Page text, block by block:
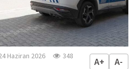
Haziran 2026
348
A+ A-